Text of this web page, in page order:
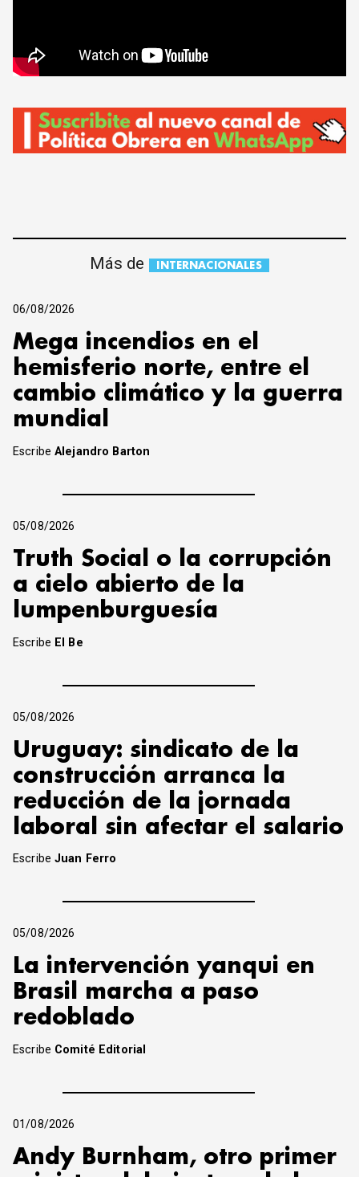
Más de INTERNACIONALES
06/08/2026
Mega incendios en el
hemisferio norte, entre el
cambio climático y la guerra
mundial
EscribeAlejandro Barton
05/08/2026
Truth Social o la corrupción
a cielo abierto de la
lumpenburguesía
Escribe El Be
05/08/2026
Uruguay: sindicato de la
construcción arranca la
reducción de la jornada
laboral sin afectar el salario
EscribeJuan Ferro
05/08/2026
La intervención yanqui en
Brasil marcha a paso
redoblado
Escribe Comité Editorial
01/08/2026
Andy Burnham, otro primer